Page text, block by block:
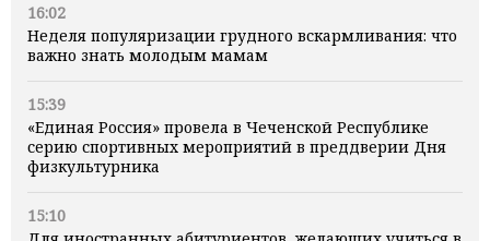
16:02
Неделя популяризации грудного вскармливания: что
важно знать молодым мамам
15:39
«Единая Россия» провела в Чеченской Республике
серию спортивных мероприятий в преддверии Дня
физкультурника
15:10